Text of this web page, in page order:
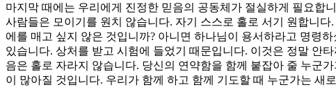
마지막 때에는 우리에게 진정한 믿음의 공동체가 절실하게 필요합
사람들은 모이기를 원치 않습니다. 자기 스스로 홀로 서기 원합니
에를 매고 싶지 않은 것입니까? 아니면 하나님이 용서하라고 명령
있습니다. 상처를 받고 시험에 들었기 때문입니다. 이것은 정말 안
음은 홀로 자라지 않습니다. 당신의 연약함을 함께 붙잡아 줄 누군
이 많아질 것입니다. 우리가 함께 하고 함께 기도할 때 누군가는 새